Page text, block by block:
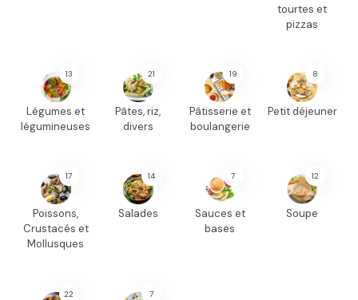
tourtes et
pizzas
13
Légumes et
légumineuses
21
Pâtes, riz,
divers
19
Pâtisserie et
boulangerie
8
Petit déjeuner
17
Poissons,
Crustacés et
Mollusques
14
Salades
7
Sauces et
bases
12
Soupe
22 7